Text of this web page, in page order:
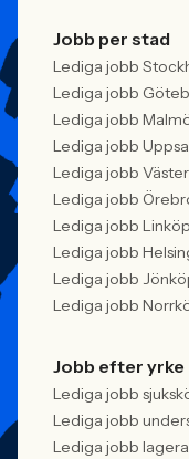
Jobb per stad
Lediga jobb
Lediga jobb
Lediga jobb
Lediga jobb
Lediga jobb
Lediga jobb
Lediga jobb
Lediga jobb
Lediga jobb
Lediga jobb
Jobb efter yrke
Lediga jobb
Lediga jobb
Lediga jobb